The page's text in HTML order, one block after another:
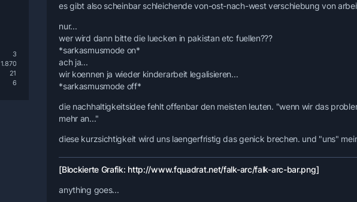
ablegen und schnell einen Arbeitsplatz finden.
dem geplanten Einwanderungsgesetz. Vorerst dürfen die
dann müssen sie wieder für drei Monate in ihre Heimat.
Für die meisten der Schwarzarbeiter - alleine aus der Ukraine
kommt das nicht in Frage. "Wenn ich nach drei Monaten
Nebenbei hat die junge Frau in der Ukraine eine Ausbildung zur
Menschen könnte nach den optimistischsten Schätzungen
Spanien und Portugal längst mit Möglichkeiten zur
Apfelbauer Hermanowicz wird sich wohl auf jeden Fall auf weiter
3
1.870
21
6
es gibt also scheinbar schleichende von-ost-nach-west verschiebung von
nur...
wer wird dann bitte die luecken in pakistan etc fuellen???
*sarkasmusmode on*
ach ja...
wir koennen ja wieder kinderarbeit legalisieren...
*sarkasmusmode off*
die nachhaltigkeitsidee fehlt offenbar den meisten leuten. "wenn wir das
mehr an..."
diese kurzsichtigkeit wird uns laengerfristig das genick brechen. und "uns"
[Blockierte Grafik: http://www.fquadrat.net/falk-arc/falk-arc-bar.png]
anything goes...